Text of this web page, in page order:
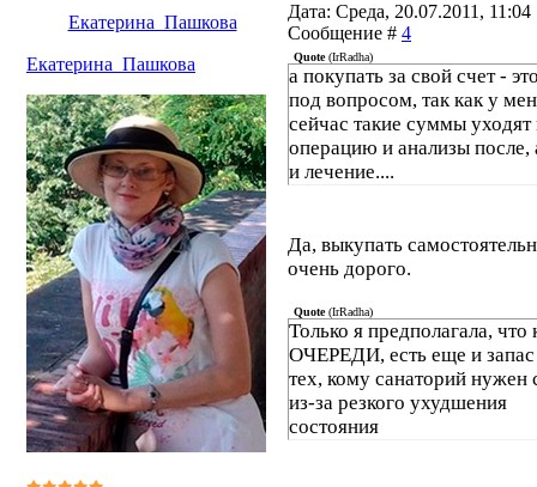
Екатерина_Пашкова
Дата: Среда, 20.07.2011, 11:04
Сообщение # 4
Екатерина_Пашкова
Quote(IrRadha)
а покупать за свой счет -
под вопросом, так как у
сейчас такие суммы уходят
операцию и анализы после,
и лечение....
Да, выкупать
очень дорого.
Quote(IrRadha)
Только я предполагала, что
ОЧЕРЕДИ, есть еще и запас
тех, кому санаторий нужен
из-за резкого ухудшения
состояния